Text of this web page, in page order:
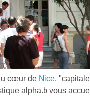
cœur de Nice,
alpha.b vous